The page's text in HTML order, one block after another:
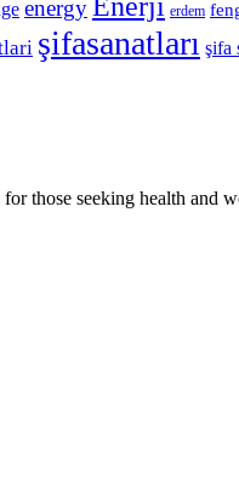
energy erdem
şifasanatları şifa
those seeking health and